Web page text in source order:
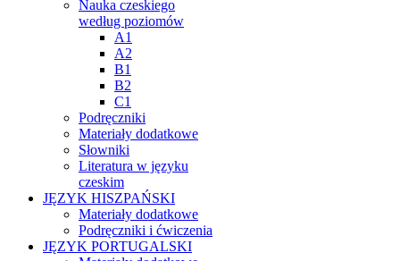
Nauka czeskiego
według poziomów
A1
A2
B1
B2
C1
Podręczniki
Materiały dodatkowe
Słowniki
Literatura w języku
czeskim
JĘZYK HISZPAŃSKI
Materiały dodatkowe
Podręczniki i ćwiczenia
JĘZYK PORTUGALSKI